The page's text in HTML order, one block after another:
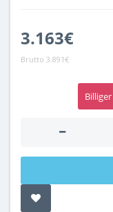
3.163€
Brutto 3.891€